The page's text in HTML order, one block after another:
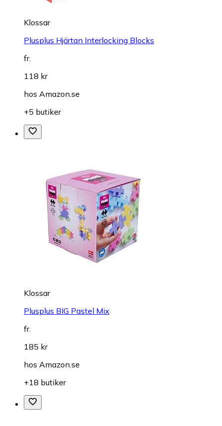
Klossar
Plusplus Hjärtan Interlocking Blocks
fr.
118 kr
hos Amazon.se
+5 butiker
Klossar
Plusplus BIG Pastel Mix
fr.
185 kr
hos Amazon.se
+18 butiker